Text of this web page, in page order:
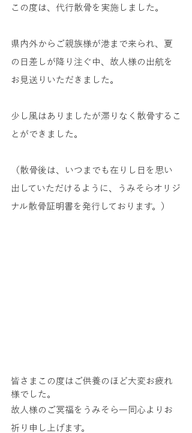
この度は、代行散骨を実施しました。
県内外からご親族様が港まで来られ、夏
の日差しが降り注ぐ中、故人様の出航を
お見送りいただきました。
少し風はありましたが滞りなく散骨するこ
とができました。
（散骨後は、いつまでも在りし日を思い
出していただけるように、うみそらオリジ
ナル散骨証明書を発行しております。）
皆さまこの度はご供養のほど大変お疲れ
様でした。
故人様のご冥福をうみそら一同心よりお
祈り申し上げます。